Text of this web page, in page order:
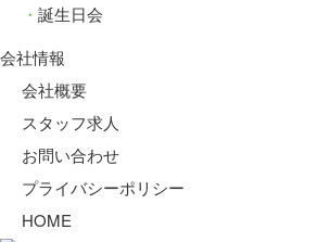
誕生日会
会社情報
会社概要
スタッフ求人
お問い合わせ
プライバシーポリシー
HOME